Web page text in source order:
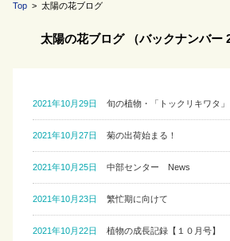
Top > 太陽の花ブログ
太陽の花ブログ （バックナンバー
2021年10月29日 旬の植物・「トックリキワタ」
2021年10月27日 菊の出荷始まる！
2021年10月25日 中部センター News
2021年10月23日 繁忙期に向けて
2021年10月22日 植物の成長記録【１０月号】